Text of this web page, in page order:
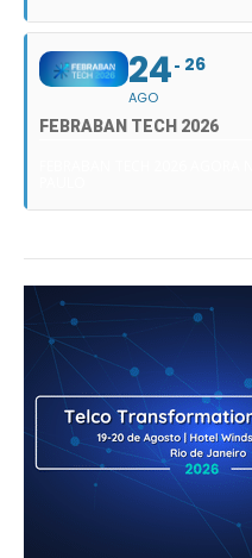
24
AGO
26
FEBRABAN TECH 2026